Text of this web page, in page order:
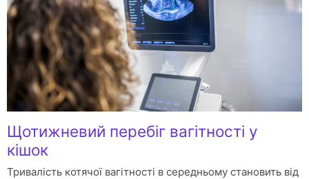
Щотижневий перебіг вагітності у
кішок
Тривалість котячої вагітності в середньому становить від